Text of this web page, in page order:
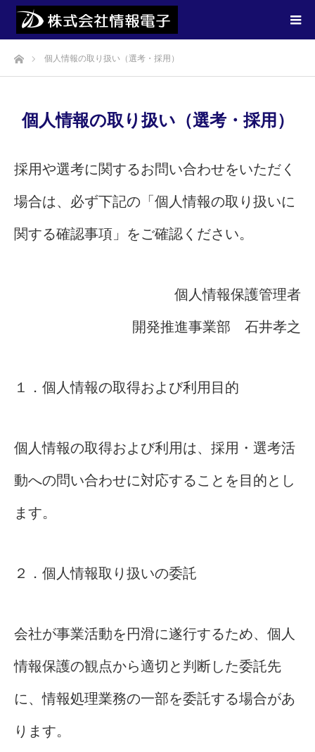
ホーム個人情報の取り扱い（選考・採用）
個人情報の取り扱い（選考・採用）
採用や選考に関するお問い合わせをいただく
場合は、必ず下記の「個人情報の取り扱いに
関する確認事項」をご確認ください。
個人情報保護管理者
開発推進事業部 石井孝之
１．個人情報の取得および利用目的
個人情報の取得および利用は、採用・選考活
動への問い合わせに対応することを目的とし
ます。
２．個人情報取り扱いの委託
会社が事業活動を円滑に遂行するため、個人
情報保護の観点から適切と判断した委託先
に、情報処理業務の一部を委託する場合があ
ります。